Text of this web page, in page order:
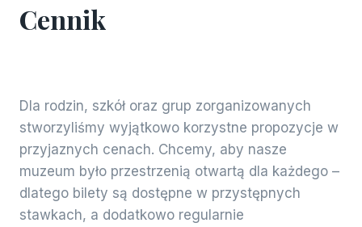
Cennik
Dla rodzin, szkół oraz grup zorganizowanych
stworzyliśmy wyjątkowo korzystne propozycje w
przyjaznych cenach. Chcemy, aby nasze
muzeum było przestrzenią otwartą dla każdego –
dlatego bilety są dostępne w przystępnych
stawkach, a dodatkowo regularnie